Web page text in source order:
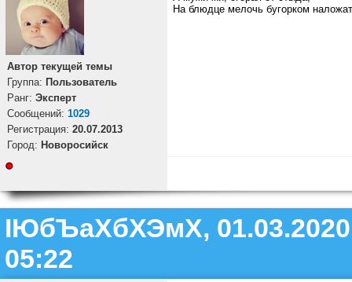
Автор текущей темы
Группа: Пользователь
Ранг: Эксперт
Cообщений: 1029
Регистрация: 20.07.2013
Город: Новоросийск
На блюдце мелочь бугорком
ІЮбЪаХбХЭмХ,
05:22